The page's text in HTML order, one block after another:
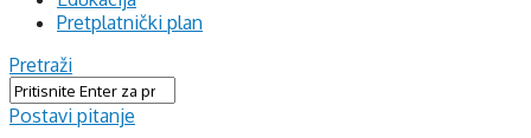
Pretplatnički plan
Pretraži
Postavi pitanje